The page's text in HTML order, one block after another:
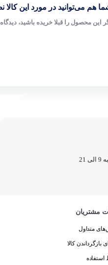
هم می‌توانید در مورد این کالا
این محصول را قبلا خریده باشید،
مشتریان
متداول
بازگرداندن کالا
استفاده